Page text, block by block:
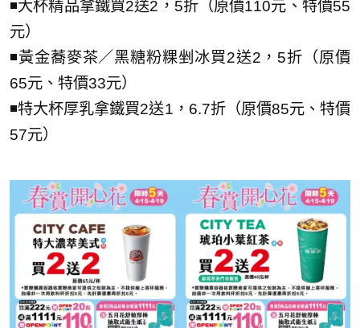
◾大杯精品拿鐵買2送2，5折（原價110元、特價55
元）
◾黃金蕎麥茶／黑糖粉粿剉冰買2送2，5折（原價
65元、特價33元）
◾特大杯厚乳拿鐵買2送1，6.7折（原價85元、特價
57元）